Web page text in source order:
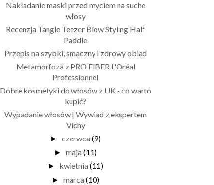
Nakładanie maski przed myciem na suche
włosy
Recenzja Tangle Teezer Blow Styling Half
Paddle
Przepis na szybki, smaczny i zdrowy obiad
Metamorfoza z PRO FIBER L'Oréal
Professionnel
Dobre kosmetyki do włosów z UK - co warto
kupić?
Wypadanie włosów | Wywiad z ekspertem
Vichy
► czerwca (9)
► maja (11)
► kwietnia (11)
► marca (10)